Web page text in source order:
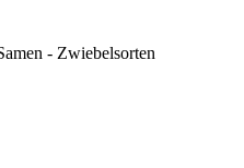
- Zwiebelsorten